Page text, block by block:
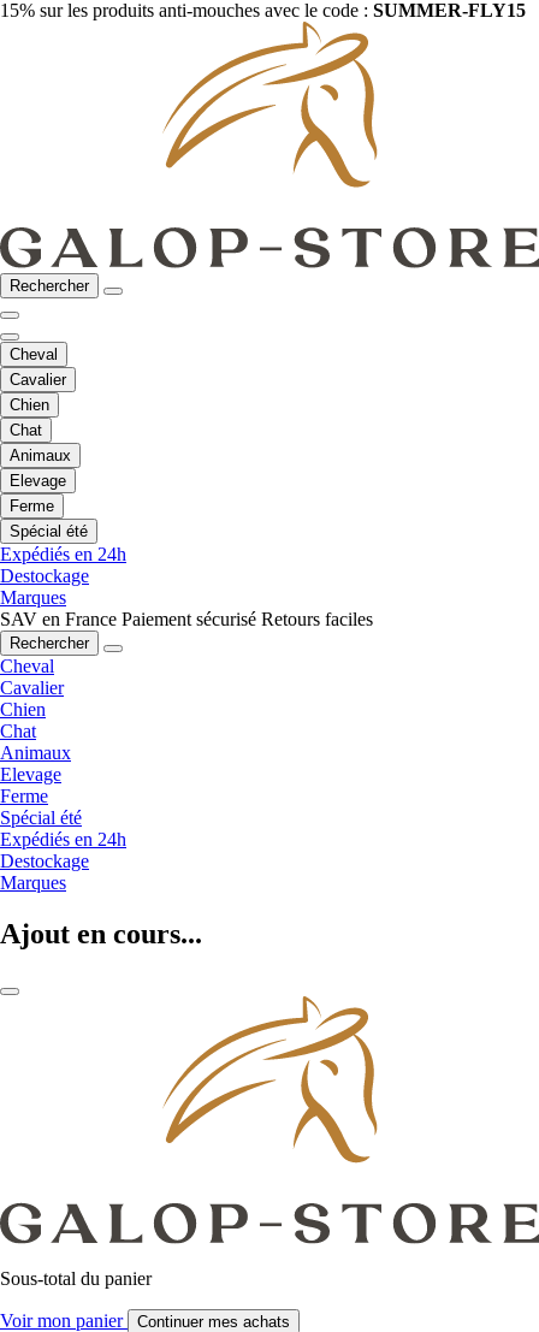
15% sur les produits anti-mouches avec le code : SUMMER-FLY15
Rechercher
Cheval
Cavalier
Chien
Chat
Animaux
Elevage
Ferme
Spécial été
Expédiés en 24h
Destockage
Marques
SAV en France Paiement sécurisé Retours faciles
Rechercher
Cheval
Cavalier
Chien
Chat
Animaux
Elevage
Ferme
Spécial été
Expédiés en 24h
Destockage
Marques
Ajout en cours...
Sous-total du panier
Voir mon panier Continuer mes achats